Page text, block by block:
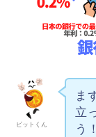
ビットくん
ま
立
う！